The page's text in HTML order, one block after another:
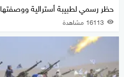
حظر رسمي لطبيبة أسترالية
16113 مشاهدة